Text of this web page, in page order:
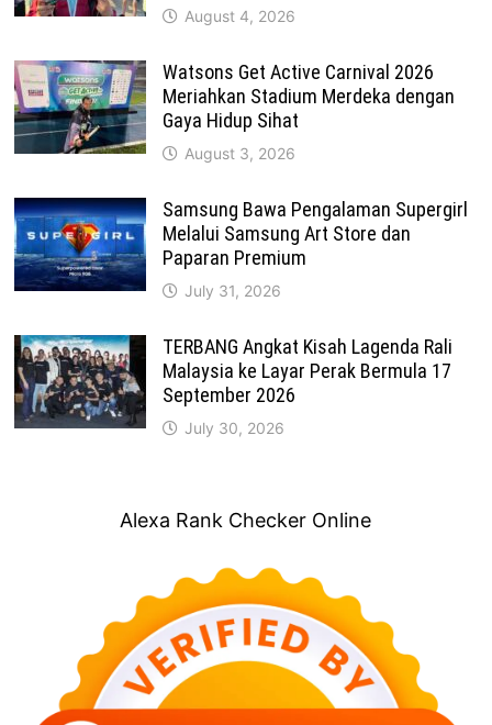
August 4, 2026
Watsons Get Active Carnival 2026
Meriahkan Stadium Merdeka dengan
Gaya Hidup Sihat
August 3, 2026
Samsung Bawa Pengalaman Supergirl
Melalui Samsung Art Store dan
Paparan Premium
July 31, 2026
TERBANG Angkat Kisah Lagenda Rali
Malaysia ke Layar Perak Bermula 17
September 2026
July 30, 2026
Alexa Rank Checker Online